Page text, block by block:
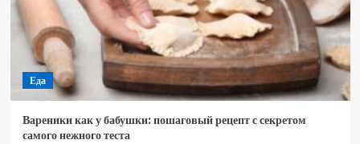
Еда
Вареники как у бабушки: пошаговый рецепт с секретом
самого нежного теста